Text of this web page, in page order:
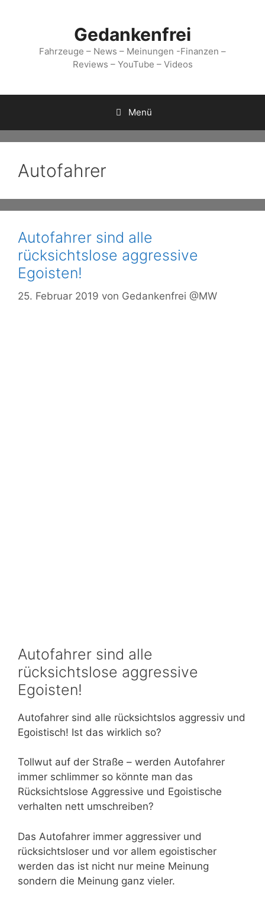
Gedankenfrei
Fahrzeuge – News – Meinungen -Finanzen –
Reviews – YouTube – Videos
Menü
Autofahrer
Autofahrer sind alle
rücksichtslose aggressive
Egoisten!
25. Februar 2019 von Gedankenfrei @MW
Autofahrer sind alle
rücksichtslose aggressive
Egoisten!
Autofahrer sind alle rücksichtslos aggressiv und
Egoistisch! Ist das wirklich so?
Tollwut auf der Straße – werden Autofahrer
immer schlimmer so könnte man das
Rücksichtslose Aggressive und Egoistische
verhalten nett umschreiben?
Das Autofahrer immer aggressiver und
rücksichtsloser und vor allem egoistischer
werden das ist nicht nur meine Meinung
sondern die Meinung ganz vieler.